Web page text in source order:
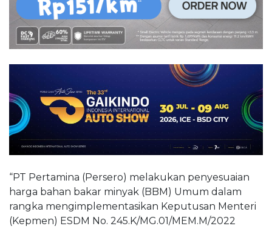
“PT Pertamina (Persero) melakukan penyesuaian
harga bahan bakar minyak (BBM) Umum dalam
rangka mengimplementasikan Keputusan Menteri
(Kepmen) ESDM No. 245.K/MG.01/MEM.M/2022